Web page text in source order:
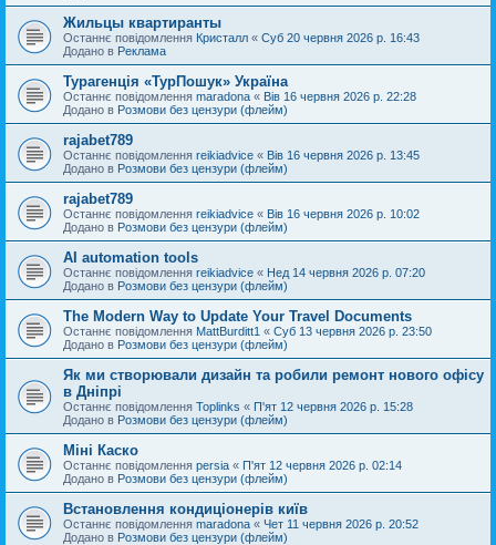
Жильцы квартиранты
Останнє повідомлення Кристалл « Суб 20 червня 2026 р. 16:43
Додано в Реклама
Турагенція «ТурПошук» Україна
Останнє повідомлення maradona « Вів 16 червня 2026 р. 22:28
Додано в Розмови без цензури (флейм)
rajabet789
Останнє повідомлення reikiadvice « Вів 16 червня 2026 р. 13:45
Додано в Розмови без цензури (флейм)
rajabet789
Останнє повідомлення reikiadvice « Вів 16 червня 2026 р. 10:02
Додано в Розмови без цензури (флейм)
AI automation tools
Останнє повідомлення reikiadvice « Нед 14 червня 2026 р. 07:20
Додано в Розмови без цензури (флейм)
The Modern Way to Update Your Travel Documents
Останнє повідомлення MattBurditt1 « Суб 13 червня 2026 р. 23:50
Додано в Розмови без цензури (флейм)
Як ми створювали дизайн та робили ремонт нового офісу
в Дніпрі
Останнє повідомлення Toplinks « П'ят 12 червня 2026 р. 15:28
Додано в Розмови без цензури (флейм)
Міні Каско
Останнє повідомлення persia « П'ят 12 червня 2026 р. 02:14
Додано в Розмови без цензури (флейм)
Встановлення кондиціонерів київ
Останнє повідомлення maradona « Чет 11 червня 2026 р. 20:52
Додано в Розмови без цензури (флейм)